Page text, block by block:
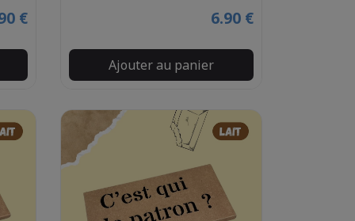
€ 6.90 €
Ajouter au panier